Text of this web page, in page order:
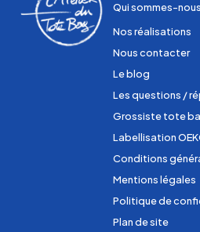
Qui sommes-
Nos réalisations
Nous contacter
Le blog
Les questions /
Grossiste tote
Labellisation
Conditions
Mentions légales
Politique de
Plan de site